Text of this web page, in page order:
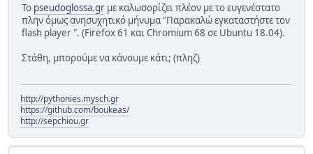
To pseudoglossa.gr με καλωσορίζει πλέον με το ευγενέστατο
πλην όμως ανησυχητικό μήνυμα "Παρακαλώ εγκαταστήστε τον
flash player ". (Firefox 61 και Chromium 68 σε Ubuntu 18.04).
Στάθη, μπορούμε να κάνουμε κάτι; (πληζ)
http://pythonies.mysch.gr
https://github.com/boukeas/
http://sepchiou.gr